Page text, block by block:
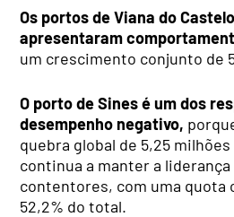
Os portos de Viana do
apresentaram
um crescimento conjunto de
O porto de Sines é um dos
desempenho negativo,
quebra global de 5,25
continua a manter a
contentores, com uma quota
52,2% do total.